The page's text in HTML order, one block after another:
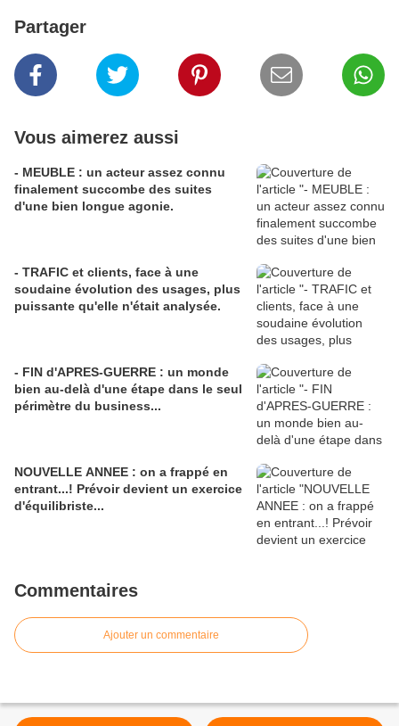
Partager
Vous aimerez aussi
- MEUBLE : un acteur assez connu
finalement succombe des suites
d'une bien longue agonie.
- TRAFIC et clients, face à une
soudaine évolution des usages, plus
puissante qu'elle n'était analysée.
- FIN d'APRES-GUERRE : un monde
bien au-delà d'une étape dans le seul
périmètre du business...
NOUVELLE ANNEE : on a frappé en
entrant...! Prévoir devient un exercice
d'équilibriste...
Commentaires
Ajouter un commentaire